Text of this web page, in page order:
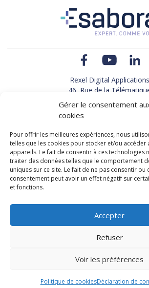
Gérer le consentement
cookies
Pour offrir les meilleures expériences, nous
telles que les cookies pour stocker et/ou accéder
appareils. Le fait de consentir à ces technologies
traiter des données telles que le comportement
uniques sur ce site. Le fait de ne pas consentir ou
consentement peut avoir un effet négatif sur
et fonctions.
Accepter
Refuser
Voir les préférences
Politique de cookiesDéclaration de
Rexel Digital Applications
46, Rue de la
Le Polygone 42000 SAINT-
TEL : 33(0)4 77 92 28 60
FAX : 33(0)4 77 92 28 61
SUPPORT : 33(0)4 69 68 82
NOUS CONTACTER
Politique de protection des données
Conditions générales de vente-